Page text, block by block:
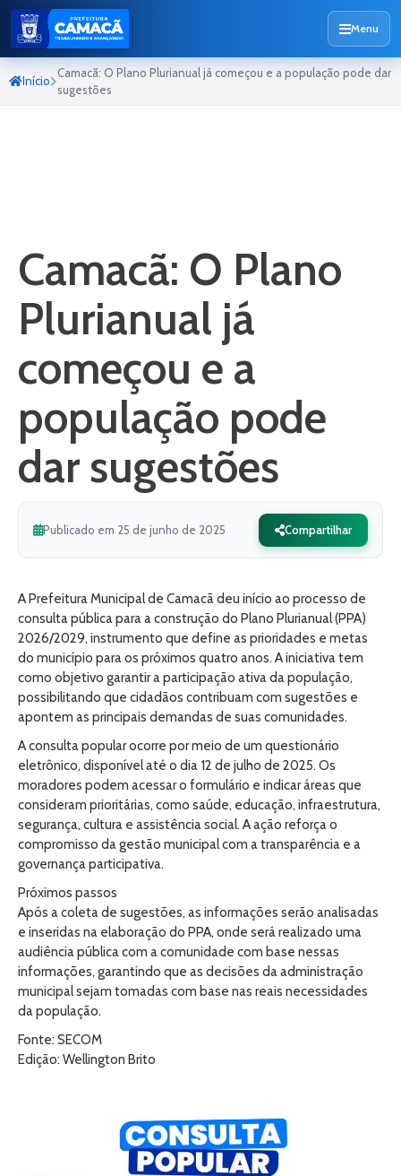
Menu
Início
Camacã: O Plano Plurianual já começou e a população pode dar
sugestões
Camacã: O Plano
Plurianual já
começou e a
população pode
dar sugestões
Publicado em 25 de junho de 2025 Compartilhar
A Prefeitura Municipal de Camacã deu início ao processo de
consulta pública para a construção do Plano Plurianual (PPA)
2026/2029, instrumento que define as prioridades e metas
do município para os próximos quatro anos. A iniciativa tem
como objetivo garantir a participação ativa da população,
possibilitando que cidadãos contribuam com sugestões e
apontem as principais demandas de suas comunidades.
A consulta popular ocorre por meio de um questionário
eletrônico, disponível até o dia 12 de julho de 2025. Os
moradores podem acessar o formulário e indicar áreas que
consideram prioritárias, como saúde, educação, infraestrutura,
segurança, cultura e assistência social. A ação reforça o
compromisso da gestão municipal com a transparência e a
governança participativa.
Próximos passos
Após a coleta de sugestões, as informações serão analisadas
e inseridas na elaboração do PPA, onde será realizado uma
audiência pública com a comunidade com base nessas
informações, garantindo que as decisões da administração
municipal sejam tomadas com base nas reais necessidades
da população.
Fonte: SECOM
Edição: Wellington Brito